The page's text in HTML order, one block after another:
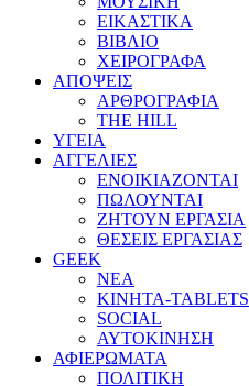
ΕΙΚΑΣΤΙΚΑ
ΒΙΒΛΙΟ
ΧΕΙΡΟΓΡΑΦΑ
ΑΠΟΨΕΙΣ
ΑΡΘΡΟΓΡΑΦΙΑ
THE HILL
ΥΓΕΙΑ
ΑΓΓΕΛΙΕΣ
ΕΝΟΙΚΙΑΖΟΝΤΑΙ
ΠΩΛΟΥΝΤΑΙ
ΖΗΤΟΥΝ ΕΡΓΑΣΙΑ
ΘΕΣΕΙΣ ΕΡΓΑΣΙΑΣ
GEEK
ΝΕΑ
ΚΙΝΗΤΑ-TABLETS
SOCIAL
ΑΥΤΟΚΙΝΗΣΗ
ΑΦΙΕΡΩΜΑΤΑ
ΠΟΛΙΤΙΚΗ